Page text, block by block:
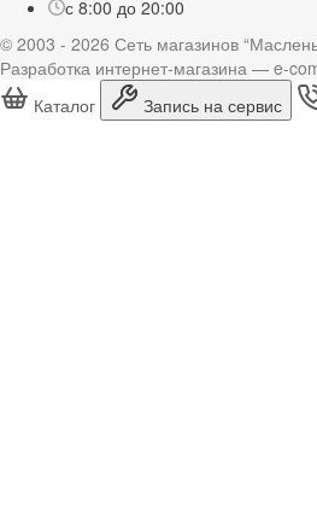
с 8:00 до 20:00
© 2003 - 2026 Сеть магазинов
Разработка интернет-магазина — e-
Каталог
Запись на сервис